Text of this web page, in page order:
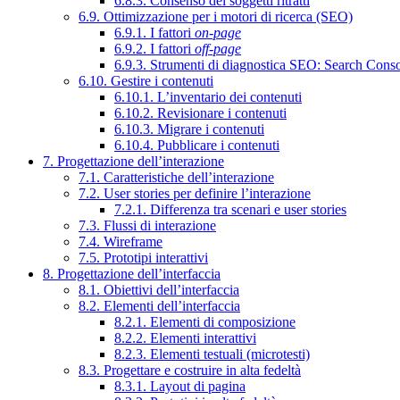
6.9. Ottimizzazione per i motori di ricerca (SEO)
6.9.1. I fattori on-page
6.9.2. I fattori off-page
6.9.3. Strumenti di diagnostica SEO: Search
6.10. Gestire i contenuti
6.10.1. L’inventario dei contenuti
6.10.2. Revisionare i contenuti
6.10.3. Migrare i contenuti
6.10.4. Pubblicare i contenuti
7. Progettazione dell’interazione
7.1. Caratteristiche dell’interazione
7.2. User stories per definire l’interazione
7.2.1. Differenza tra scenari e user stories
7.3. Flussi di interazione
7.4. Wireframe
7.5. Prototipi interattivi
8. Progettazione dell’interfaccia
8.1. Obiettivi dell’interfaccia
8.2. Elementi dell’interfaccia
8.2.1. Elementi di composizione
8.2.2. Elementi interattivi
8.2.3. Elementi testuali (microtesti)
8.3. Progettare e costruire in alta fedeltà
8.3.1. Layout di pagina